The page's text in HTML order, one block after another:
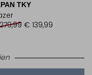
TKY
€ 139,99